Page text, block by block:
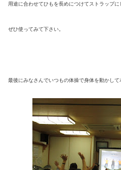
用途に合わせてひもを長めにつけてストラップ
ぜひ使ってみて下さい。
最後にみなさんでいつもの体操で身体を動かして